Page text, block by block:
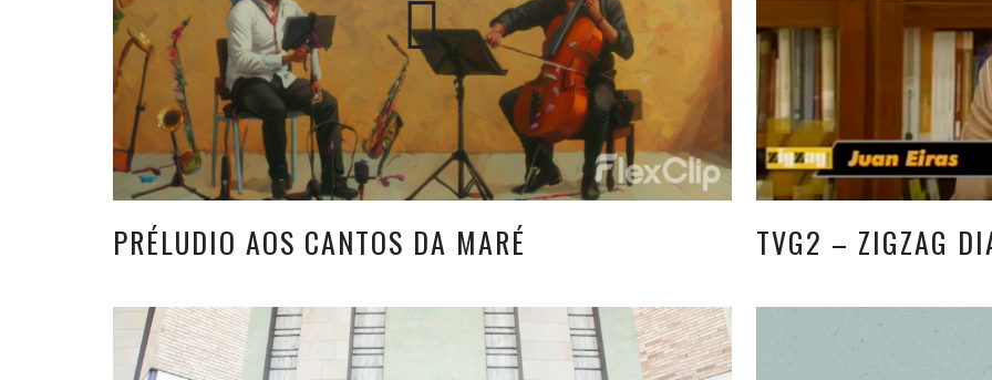
PRÉLUDIO AOS CANTOS DA MARÉ TVG2 – ZIGZAG